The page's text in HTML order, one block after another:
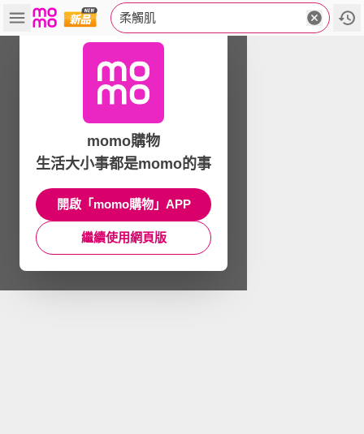
柔觸肌
momo購物
生活大小事都是momo的事
開啟「momo購物」APP
繼續使用網頁版